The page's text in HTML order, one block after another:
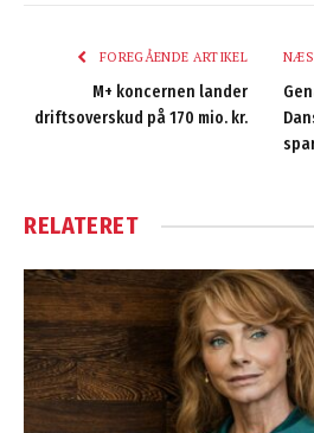
FOREGÅENDE ARTIKEL
M+ koncernen lander
driftsoverskud på 170 mio. kr.
RELATERET